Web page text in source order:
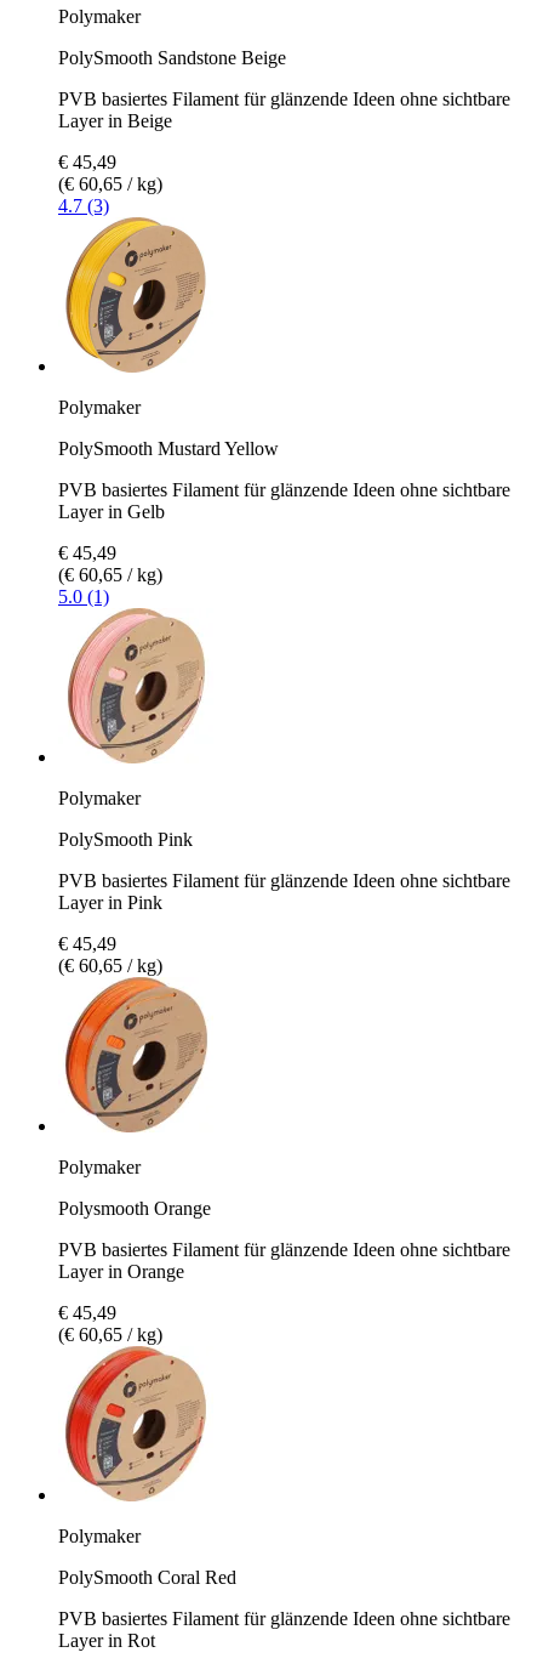
Polymaker
PolySmooth Sandstone Beige
PVB basiertes Filament für glänzende Ideen ohne sichtbare
Layer in Beige
€ 45,49
(€ 60,65 / kg)
4.7 (3)
Polymaker
PolySmooth Mustard Yellow
PVB basiertes Filament für glänzende Ideen ohne sichtbare
Layer in Gelb
€ 45,49
(€ 60,65 / kg)
5.0 (1)
Polymaker
PolySmooth Pink
PVB basiertes Filament für glänzende Ideen ohne sichtbare
Layer in Pink
€ 45,49
(€ 60,65 / kg)
Polymaker
Polysmooth Orange
PVB basiertes Filament für glänzende Ideen ohne sichtbare
Layer in Orange
€ 45,49
(€ 60,65 / kg)
Polymaker
PolySmooth Coral Red
PVB basiertes Filament für glänzende Ideen ohne sichtbare
Layer in Rot